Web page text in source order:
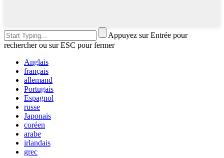
Appuyez sur Entrée pour
rechercher ou sur ESC pour fermer
Anglais
français
allemand
Portugais
Espagnol
russe
Japonais
coréen
arabe
irlandais
grec